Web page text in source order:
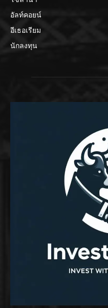
อัลท์คอยน์
อีเธอเรียม
นักลงทุน